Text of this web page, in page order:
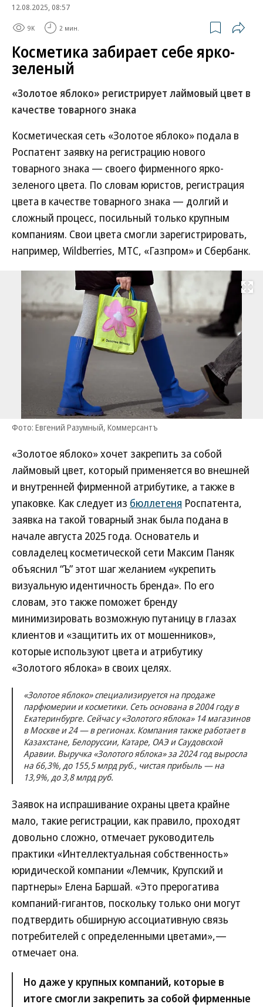
12.08.2025, 08:57
9K 2 мин.
Косметика забирает себе ярко-
зеленый
«Золотое яблоко» регистрирует лаймовый цвет в
качестве товарного знака
Косметическая сеть «Золотое яблоко» подала в
Роспатент заявку на регистрацию нового
товарного знака — своего фирменного ярко-
зеленого цвета. По словам юристов, регистрация
цвета в качестве товарного знака — долгий и
сложный процесс, посильный только крупным
компаниям. Свои цвета смогли зарегистрировать,
например, Wildberries, МТС, «Газпром» и Сбербанк.
Развернуть
Фото: Евгений Разумный, Коммерсантъ
«Золотое яблоко» хочет закрепить за собой
лаймовый цвет, который применяется во внешней
и внутренней фирменной атрибутике, а также в
упаковке. Как следует из бюллетеня Роспатента,
заявка на такой товарный знак была подана в
начале августа 2025 года. Основатель и
совладелец косметической сети Максим Паняк
объяснил “Ъ” этот шаг желанием «укрепить
визуальную идентичность бренда». По его
словам, это также поможет бренду
минимизировать возможную путаницу в глазах
клиентов и «защитить их от мошенников»,
которые используют цвета и атрибутику
«Золотого яблока» в своих целях.
«Золотое яблоко» специализируется на продаже
парфюмерии и косметики. Сеть основана в 2004 году в
Екатеринбурге. Сейчас у «Золотого яблока» 14 магазинов
в Москве и 24 — в регионах. Компания также работает в
Казахстане, Белоруссии, Катаре, ОАЭ и Саудовской
Аравии. Выручка «Золотого яблока» за 2024 год выросла
на 66,3%, до 155,5 млрд руб., чистая прибыль — на
13,9%, до 3,8 млрд руб.
Заявок на испрашивание охраны цвета крайне
мало, такие регистрации, как правило, проходят
довольно сложно, отмечает руководитель
практики «Интеллектуальная собственность»
юридической компании «Лемчик, Крупский и
партнеры» Елена Баршай. «Это прерогатива
компаний-гигантов, поскольку только они могут
подтвердить обширную ассоциативную связь
потребителей с определенными цветами»,—
отмечает она.
Но даже у крупных компаний, которые в
итоге смогли закрепить за собой фирменные